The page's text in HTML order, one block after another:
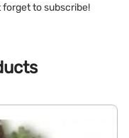
to subscribe!